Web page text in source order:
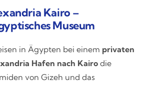
Kairo –
Museum
in Ägypten bei einem privaten
Hafen nach Kairo die
von Gizeh und das